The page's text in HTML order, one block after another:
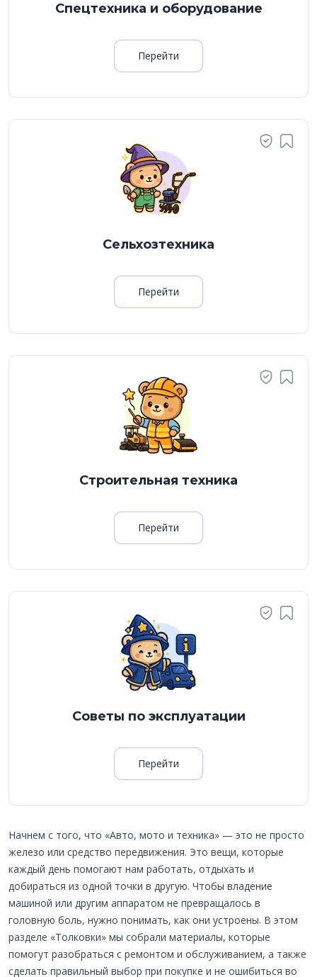
Спецтехника и оборудование
Перейти
Сельхозтехника
Перейти
Строительная техника
Перейти
Советы по эксплуатации
Перейти
Начнем с того, что «Авто, мото и техника» — это не просто
железо или средство передвижения. Это вещи, которые
каждый день помогают нам работать, отдыхать и
добираться из одной точки в другую. Чтобы владение
машиной или другим аппаратом не превращалось в
головную боль, нужно понимать, как они устроены. В этом
разделе «Толковки» мы собрали материалы, которые
помогут разобраться с ремонтом и обслуживанием, а также
сделать правильный выбор при покупке и не ошибиться во